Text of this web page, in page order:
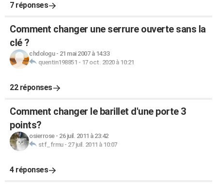
7 réponses
Comment changer une serrure ouverte sans la
clé ?
chdologu- 21 mai 2007 à 14:33
quentin198851 - 17 oct. 2020 à 10:21
22 réponses
Comment changer le barillet d'une porte 3
points?
osierrose- 26 juil. 2011 à 23:42
stf_frmu- 27 juil. 2011 à 10:07
4 réponses